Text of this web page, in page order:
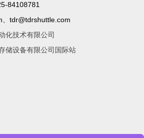
84108781
tdr@tdrshuttle.com
化技术有限公司
储设备有限公司国际站